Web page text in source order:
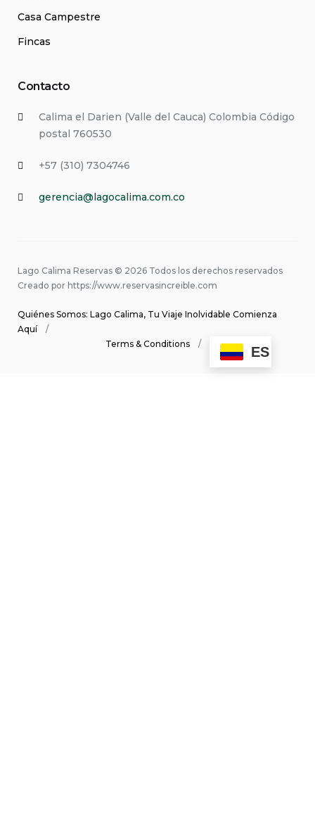
Casa Campestre
Fincas
Contacto
Calima el Darien (Valle del Cauca) Colombia Código
postal 760530
+57 (310) 7304746
gerencia@lagocalima.com.co
Lago Calima Reservas © 2026 Todos los derechos reservados
Creado por https://www.reservasincreible.com
Quiénes Somos: Lago Calima, Tu Viaje Inolvidable Comienza
Aquí
Terms & Conditions
ES